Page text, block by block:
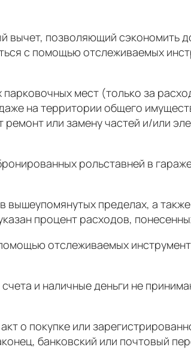
вычет, позволяющий сэкономить
с помощью отслеживаемых
мест (только за
на территории общего
или замену частей и/или
рольставней в
пределах, а
процент расходов,
отслеживаемых
и наличные деньги не
о покупке или
банковский или почтовый